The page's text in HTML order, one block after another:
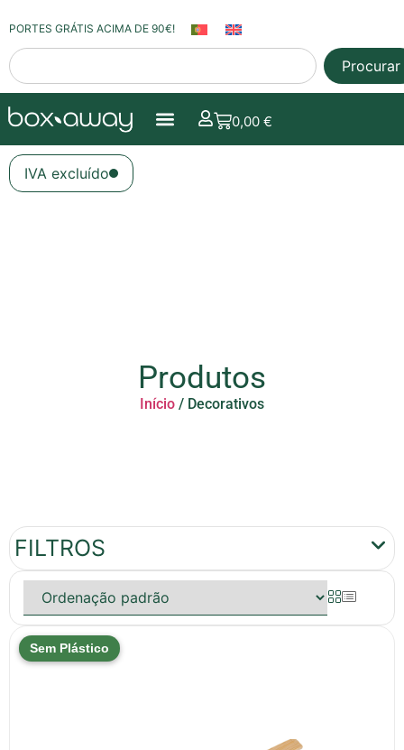
PORTES GRÁTIS ACIMA DE 90€!
Procurar
0,00€
IVA excluído
Produtos
Início / Decorativos
FILTROS
Sem Plástico